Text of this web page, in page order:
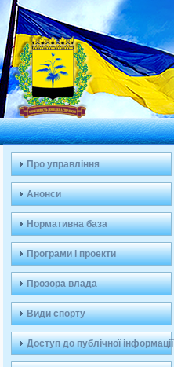
Про управління
Анонси
Нормативна база
Програми і проекти
Прозора влада
Види спорту
Доступ до публічної інформації